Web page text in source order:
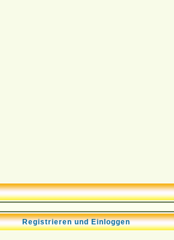
Registrieren und Einloggen